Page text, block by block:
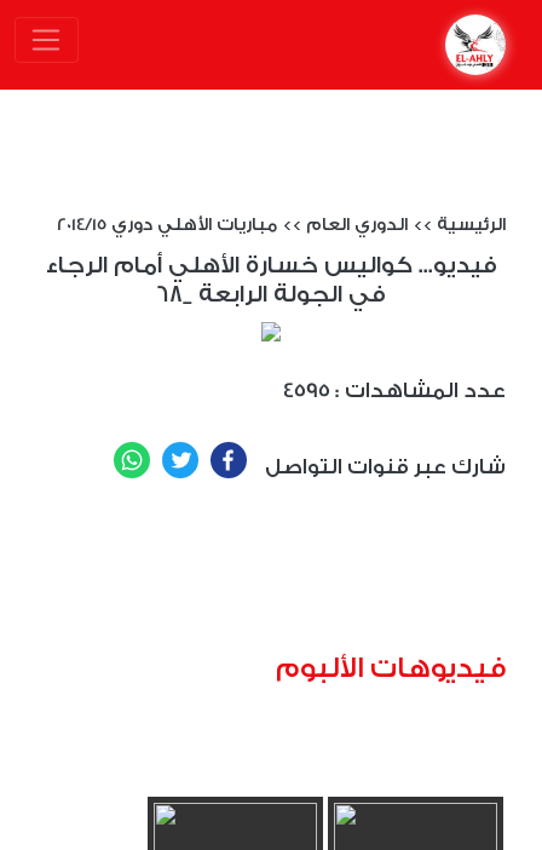
الرئيسية >> الدوري العام >> مباريات الأهلي دوري 2014/15
فيديو... كواليس خسارة الأهلي أمام الرجاء
في الجولة الرابعة _68
4595 : عدد المشاهدات
شارك عبر قنوات التواصل Facebook
Twitter
فيديوهات الألبوم